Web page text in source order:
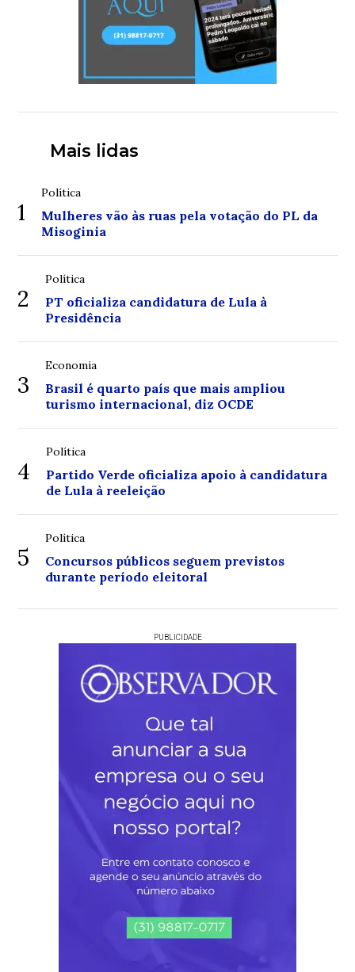
Mais lidas
1
Política
Mulheres vão às ruas pela votação do PL da
Misoginia
2
Política
PT oficializa candidatura de Lula à
Presidência
3
Economia
Brasil é quarto país que mais ampliou
turismo internacional, diz OCDE
4
Política
Partido Verde oficializa apoio à candidatura
de Lula à reeleição
5
Política
Concursos públicos seguem previstos
durante período eleitoral
PUBLICIDADE